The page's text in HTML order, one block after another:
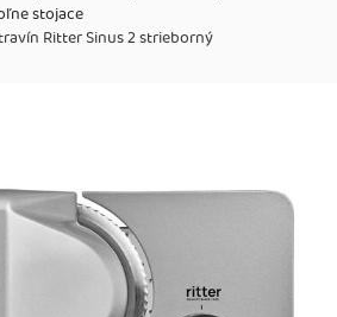
stojace
Ritter Sinus 2 strieborný